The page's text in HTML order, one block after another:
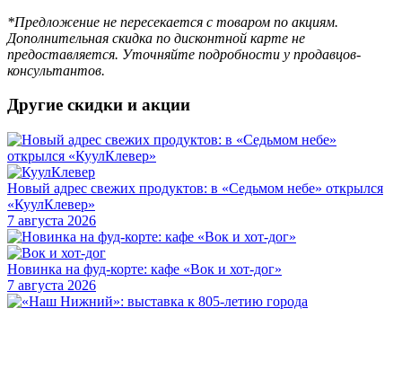
*Предложение не пересекается с товаром по акциям.
Дополнительная скидка по дисконтной карте не
предоставляется. Уточняйте подробности у продавцов-
консультантов.
Другие скидки и акции
Новый адрес свежих продуктов: в «Седьмом небе» открылся
«КуулКлевер»
7 августа 2026
Новинка на фуд-корте: кафе «Вок и хот-дог»
7 августа 2026